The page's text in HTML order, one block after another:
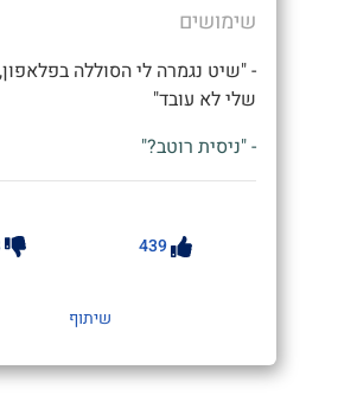
שימושים
- "שיט נגמרה לי הסוללה
שלי לא עובד"
- "ניסית רוטב?"
439
שיתוף